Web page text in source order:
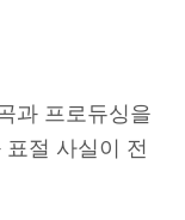
과 프로듀싱을
절 사실이 전